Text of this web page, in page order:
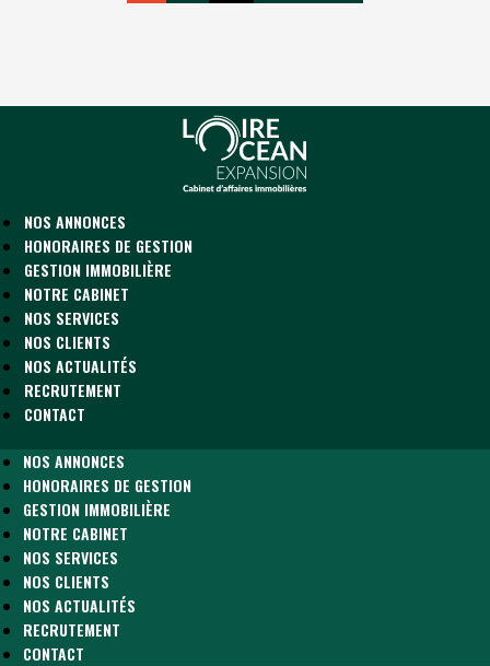
NOS ANNONCES
HONORAIRES DE GESTION
GESTION IMMOBILIÈRE
NOTRE CABINET
NOS SERVICES
NOS CLIENTS
NOS ACTUALITÉS
RECRUTEMENT
CONTACT
NOS ANNONCES
HONORAIRES DE GESTION
GESTION IMMOBILIÈRE
NOTRE CABINET
NOS SERVICES
NOS CLIENTS
NOS ACTUALITÉS
RECRUTEMENT
CONTACT